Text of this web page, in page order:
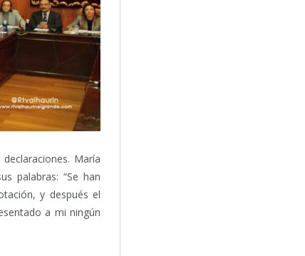
María
palabras: “Se han
y después el
a mi ningún